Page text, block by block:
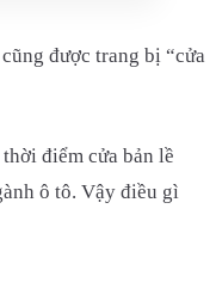
được trang bị “cửa
điểm cửa bản lề
ô tô. Vậy điều gì